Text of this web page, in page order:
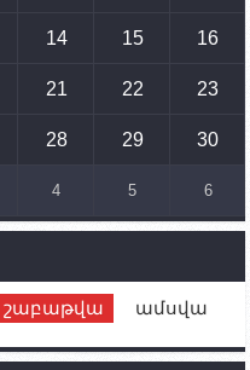
համար. իսպանացի
է
դիրքերի անձնակազմի
Ալեն
կայցելի Հայաստան
14 15 16
21 22 23
28 29 30
4 5 6
շաբաթվա ամսվա